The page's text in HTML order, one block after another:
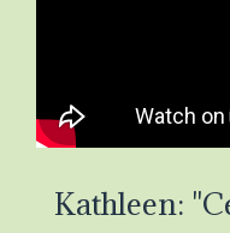
Kathleen: